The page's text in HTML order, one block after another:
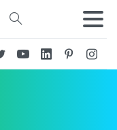
Tìm kiếm